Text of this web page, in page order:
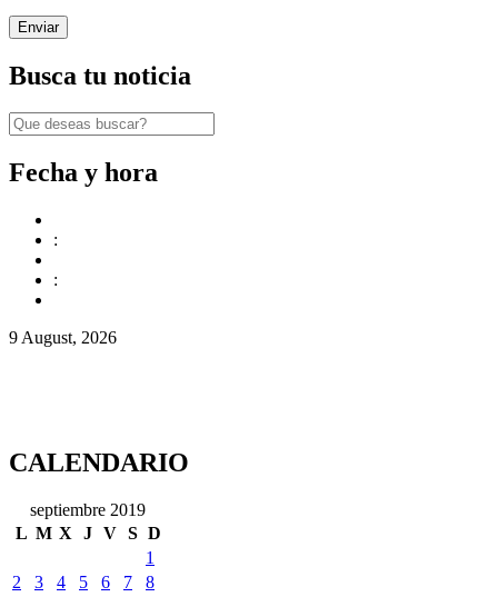
Busca tu noticia
Fecha y hora
:
:
9 August, 2026
CALENDARIO
septiembre 2019
L M X J V S D
1
2
3 4 5 6 7 8